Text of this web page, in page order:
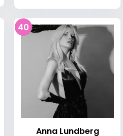
40
Anna Lundberg